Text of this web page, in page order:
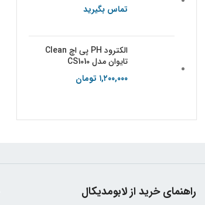
تماس بگیرید
الکترود PH پی اچ Clean
تایوان مدل CS1010
۱,۲۰۰,۰۰۰ تومان
راهنمای خرید از لابومدیکال